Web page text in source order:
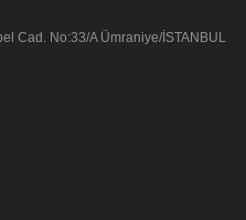
Cad. No:33/A Ümraniye/İSTANBUL